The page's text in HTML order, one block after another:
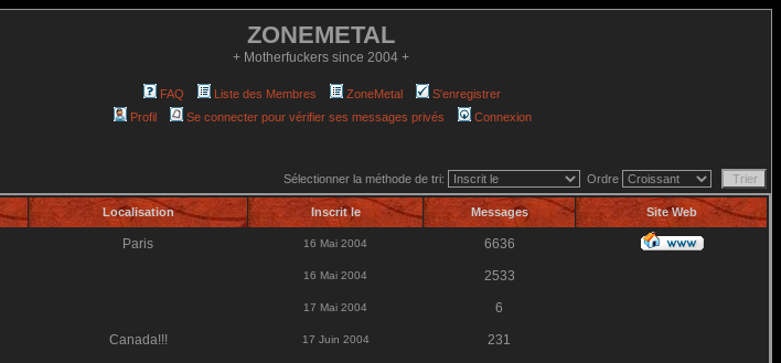
ZONEMETAL
+ Motherfuckers since 2004 +
FAQ Liste des Membres ZoneMetal
S'enregistrer
Profil
Se connecter pour vérifier ses messages privés Connexion
Sélectionner la méthode de tri: Ordre
Localisation Inscrit le Messages Site Web
Paris 16 Mai 2004 6636
16 Mai 2004 2533
17 Mai 2004 6
Canada!!! 17 Juin 2004 231